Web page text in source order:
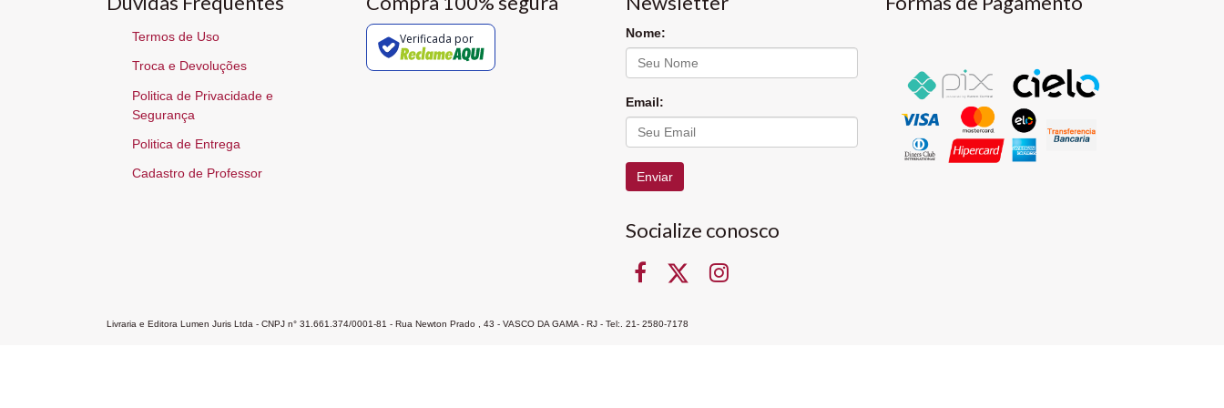
Termos de Uso
Troca e Devoluções
Politica de Privacidade e
Segurança
Politica de Entrega
Cadastro de Professor
Verificada por Nome:
Email:
Enviar
Socialize conosco
Livraria e Editora Lumen Juris Ltda - CNPJ n° 31.661.374/0001-81 - Rua Newton Prado , 43 - VASCO DA GAMA - RJ - Tel:. 21- 2580-7178